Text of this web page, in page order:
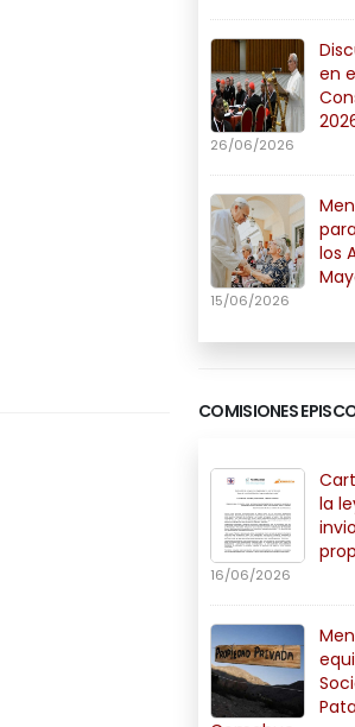
en
26/06/2026
los
15/06/2026
COMISIONES
la
16/06/2026